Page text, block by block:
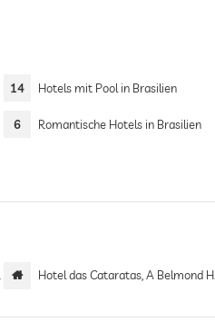
14 Hotels mit Pool in Brasilien
6 Romantische Hotels in Brasilien
Hotel das Cataratas, A Belmond Hotel, Iguassu Falls